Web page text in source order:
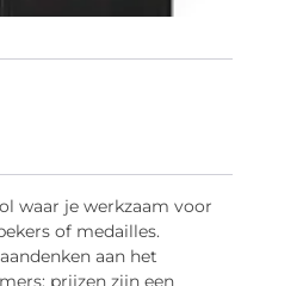
waar je werkzaam voor
of medailles.
aan het
prijzen zijn een